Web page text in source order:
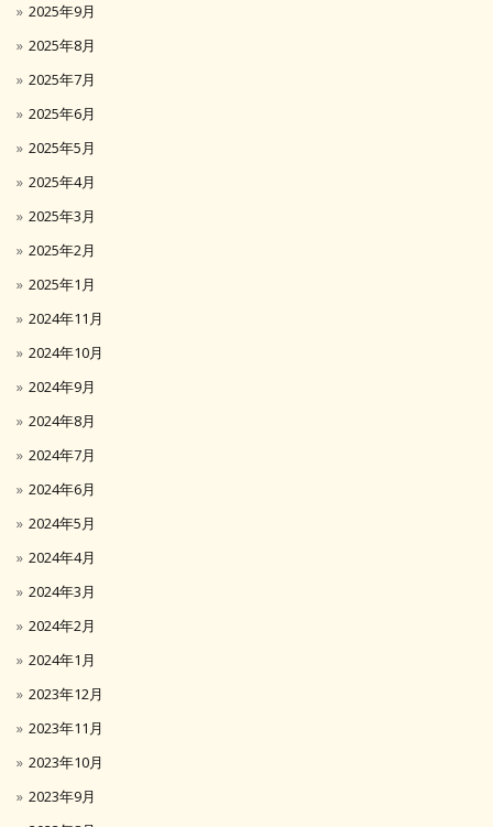
2025年9月
2025年8月
2025年7月
2025年6月
2025年5月
2025年4月
2025年3月
2025年2月
2025年1月
2024年11月
2024年10月
2024年9月
2024年8月
2024年7月
2024年6月
2024年5月
2024年4月
2024年3月
2024年2月
2024年1月
2023年12月
2023年11月
2023年10月
2023年9月